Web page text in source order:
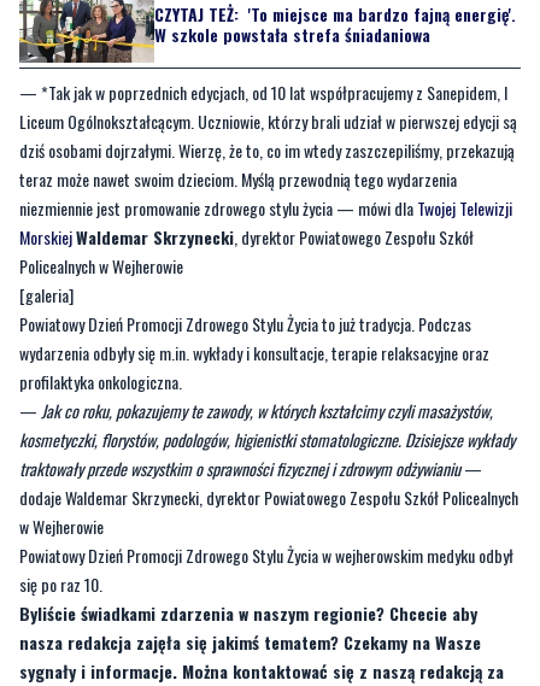
CZYTAJ TEŻ: 'To miejsce ma bardzo fajną energię'.
W szkole powstała strefa śniadaniowa
— *Tak jak w poprzednich edycjach, od 10 lat współpracujemy z Sanepidem, I
Liceum Ogólnokształcącym. Uczniowie, którzy brali udział w pierwszej edycji są
dziś osobami dojrzałymi. Wierzę, że to, co im wtedy zaszczepiliśmy, przekazują
teraz może nawet swoim dzieciom. Myślą przewodnią tego wydarzenia
niezmiennie jest promowanie zdrowego stylu życia — mówi dlaTwojej Telewizji
MorskiejWaldemar Skrzynecki , dyrektor Powiatowego Zespołu Szkół
Policealnych w Wejherowie
[galeria]
Powiatowy Dzień Promocji Zdrowego Stylu Życia to już tradycja. Podczas
wydarzenia odbyły się m.in. wykłady i konsultacje, terapie relaksacyjne oraz
profilaktyka onkologiczna.
— Jak co roku, pokazujemy te zawody, w których kształcimy czyli masażystów,
kosmetyczki, florystów, podologów, higienistki stomatologiczne. Dzisiejsze wykłady
traktowały przede wszystkim o sprawności fizycznej i zdrowym odżywianiu—
dodaje Waldemar Skrzynecki, dyrektor Powiatowego Zespołu Szkół Policealnych
w Wejherowie
Powiatowy Dzień Promocji Zdrowego Stylu Życia w wejherowskim medyku odbył
się po raz 10.
Byliście świadkami zdarzenia w naszym regionie? Chcecie aby
nasza redakcja zajęła się jakimś tematem? Czekamy na Wasze
sygnały i informacje. Można kontaktować się z naszą redakcją za